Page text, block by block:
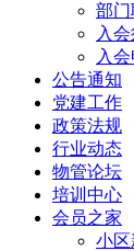
部
入
入
公告通知
党建工作
政策法规
行业动态
物管论坛
培训中心
会员之家
小区